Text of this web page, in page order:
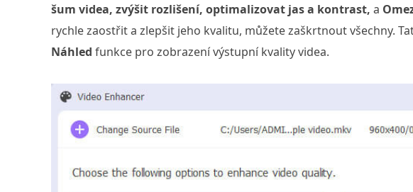
šum videa, zvýšit rozlišení, optimalizovat jas a kontrast, a
rychle zaostřit a zlepšit jeho kvalitu, můžete zaškrtnout všechny.
Náhled funkce pro zobrazení výstupní kvality videa.